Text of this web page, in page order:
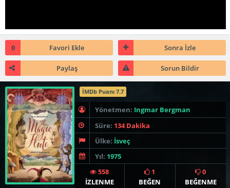
0 Favori Ekle Sonra İzle
Paylaş Sorun Bildir
İMDb Puanı 7.7
Yönetmen: Ingmar Bergman
Süre: 134 Dakika
Ülke: İsveç
Yıl: 1975
558
İZLENME
1
BEĞEN
0
BEĞENME